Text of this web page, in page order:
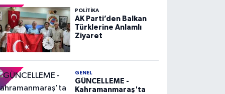
POLITIKA
AK Parti’den Balkan
Türklerine Anlamlı
Ziyaret
GENEL
GÜNCELLEME -
Kahramanmaraş'ta